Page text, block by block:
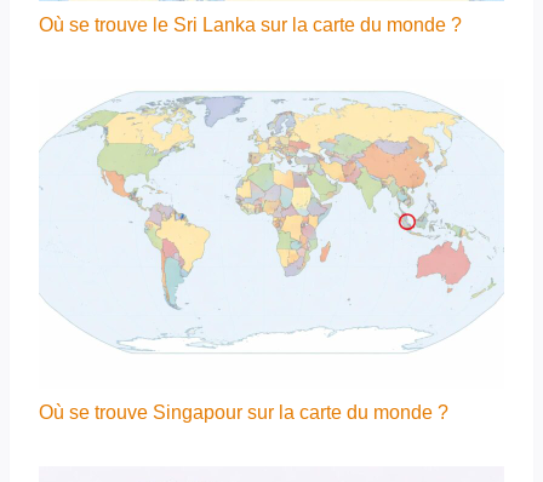
Où se trouve le Sri Lanka sur la carte du monde ?
Où se trouve Singapour sur la carte du monde ?